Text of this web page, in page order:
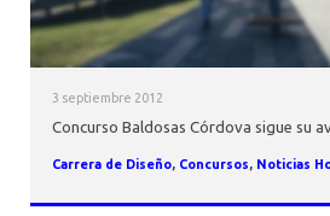
3 septiembre 2012
Concurso Baldosas Córdova sigue su
Carrera de Diseño, Concursos, Noticias